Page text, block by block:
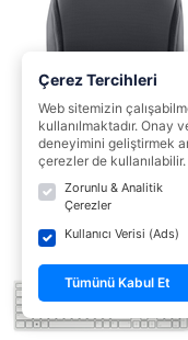
Çerez Tercihleri
Web sitemizin
kullanılmaktadır. Onay
deneyimini geliştirmek
çerezler de kullanılabilir.
Zorunlu & Analitik
Çerezler
Kullanıcı Verisi (Ads)
Tümünü Kabul Et